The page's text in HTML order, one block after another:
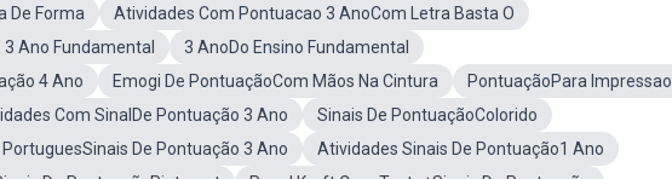
De Forma
Atividades Com Pontuacao 3 AnoCom Letra Basta O
Ano Fundamental
3 AnoDo Ensino Fundamental
4 Ano
Emogi De PontuaçãoCom Mãos Na Cintura
PontuaçãoPara Impressao
Com SinalDe Pontuação 3 Ano
Sinais De PontuaçãoColorido
De Pontuação 3 Ano
Atividades Sinais De Pontuação1 Ano